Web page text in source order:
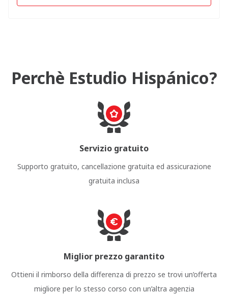
Perchè Estudio Hispánico?
Servizio gratuito
Supporto gratuito, cancellazione gratuita ed assicurazione
gratuita inclusa
Miglior prezzo garantito
Ottieni il rimborso della differenza di prezzo se trovi un’offerta
migliore per lo stesso corso con un’altra agenzia